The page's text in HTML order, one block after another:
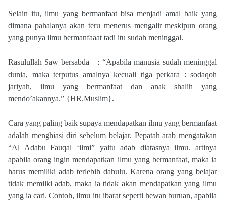
Selain itu, ilmu yang bermanfaat bisa menjadi amal baik yang
dimana pahalanya akan teru menerus mengalir meskipun orang
yang punya ilmu bermanfaaat tadi itu sudah meninggal.
Rasulullah Saw bersabda
: “Apabila manusia sudah meninggal
dunia, maka terputus amalnya kecuali tiga perkara : sodaqoh
jariyah, ilmu yang bermanfaat dan anak shalih yang
mendo’akannya.” {HR.Muslim}.
Cara yang paling baik supaya mendapatkan ilmu yang bermanfaat
adalah menghiasi diri sebelum belajar. Pepatah arab mengatakan
“Al Adabu Fauqal ‘ilmi” yaitu adab diatasnya ilmu. artinya
apabila orang ingin mendapatkan ilmu yang bermanfaat, maka ia
harus memiliki adab terlebih dahulu. Karena orang yang belajar
tidak memilki adab, maka ia tidak akan mendapatkan yang ilmu
yang ia cari. Contoh, ilmu itu ibarat seperti hewan buruan, apabila